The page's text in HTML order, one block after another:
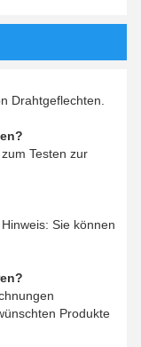
Drahtgeflechten.
Testen zur
Sie können
Produkte